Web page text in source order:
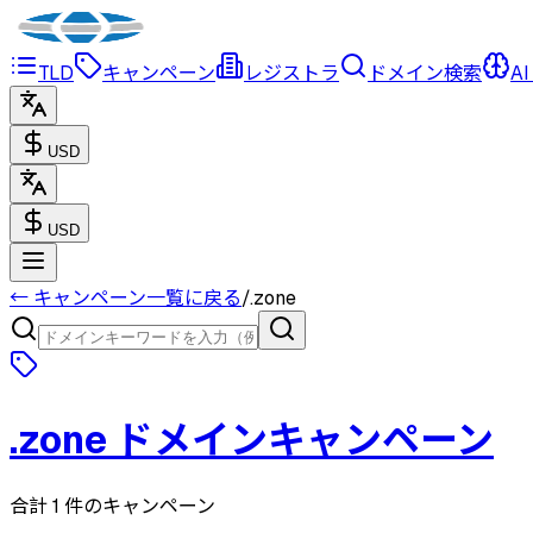
TLD キャンペーン レジストラ ドメイン検索 AI
USD
USD
← キャンペーン一覧に戻る/.zone
.zone ドメインキャンペーン
合計 1 件のキャンペーン